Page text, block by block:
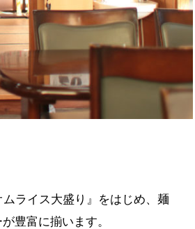
ライス大盛り』をはじめ、麺
豊富に揃います。